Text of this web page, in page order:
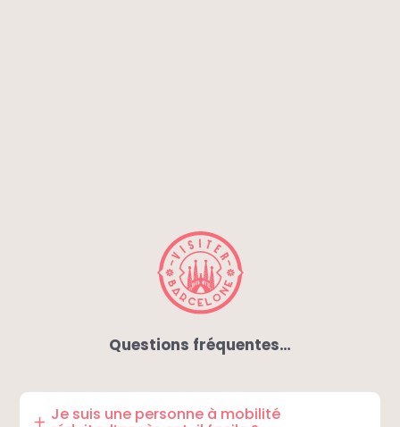
Questions fréquentes…
Je suis une personne à mobilité